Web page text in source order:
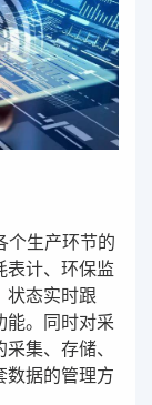
个生产环节的
表计、环保监
状态实时跟
能。同时对采
集、存储、
数据的管理方